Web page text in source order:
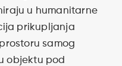
u humanitarne
prikupljanja
samog
objektu pod